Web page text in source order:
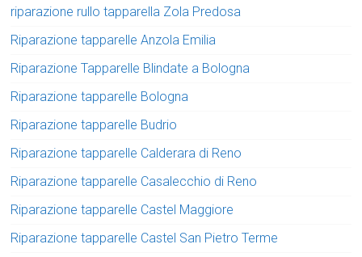
riparazione rullo tapparella Zola Predosa
Riparazione tapparelle Anzola Emilia
Riparazione Tapparelle Blindate a Bologna
Riparazione tapparelle Bologna
Riparazione tapparelle Budrio
Riparazione tapparelle Calderara di Reno
Riparazione tapparelle Casalecchio di Reno
Riparazione tapparelle Castel Maggiore
Riparazione tapparelle Castel San Pietro Terme